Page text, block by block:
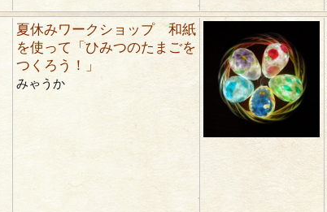
夏休みワークショップ 和紙
を使って「ひみつのたまごを
つくろう！」
みゃうか